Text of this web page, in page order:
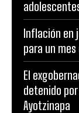
Inflación en
para un mes
El
detenido
Ayotzinapa